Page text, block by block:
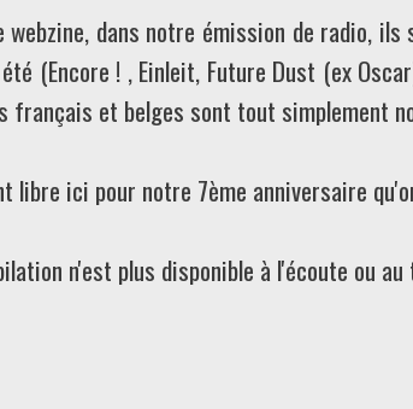
dans notre émission de radio,
(Encore ! , Einleit, Future Dust (ex
et belges sont tout simplement
libre ici pour notre 7ème anniversaire
n'est plus disponible à l'écoute ou